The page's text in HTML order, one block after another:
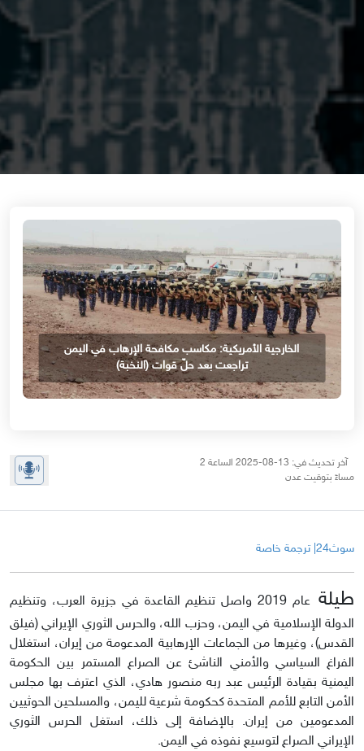
الخارجية الأمريكية: مكاسب مكافحة الإرهاب في اليمن
تراجعت بعد حلّ قوات (النخبة)
آخر تحديث في: 13-08-2025 الساعة 2
مساءً بتوقيت عدن
سوث24| ترجمة خاصة
طيلة
عام 2019 واصل تنظيم القاعدة في جزيرة العرب، وتنظيم
الدولة الإسلامية في اليمن، وحزب الله، والحرس الثوري الإيراني (فيلق
القدس)، وغيرها من الجماعات الإرهابية المدعومة من إيران، استغلال
الفراغ السياسي والأمني الناشئ عن الصراع المستمر بين الحكومة
اليمنية بقيادة الرئيس عبد ربه منصور هادي، الذي اعترف بها مجلس
الأمن التابع للأمم المتحدة كحكومة شرعية لليمن، والمسلحين الحوثيين
المدعومين من إيران. بالإضافة إلى ذلك، استغل الحرس الثوري
الإيراني الصراع لتوسيع نفوذه في اليمن.